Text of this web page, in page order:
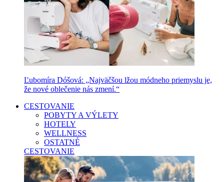
Ľubomíra Dóšová: „Najväčšou lžou módneho priemyslu je,
že nové oblečenie nás zmení.“
CESTOVANIE
POBYTY A VÝLETY
HOTELY
WELLNESS
OSTATNÉ
CESTOVANIE